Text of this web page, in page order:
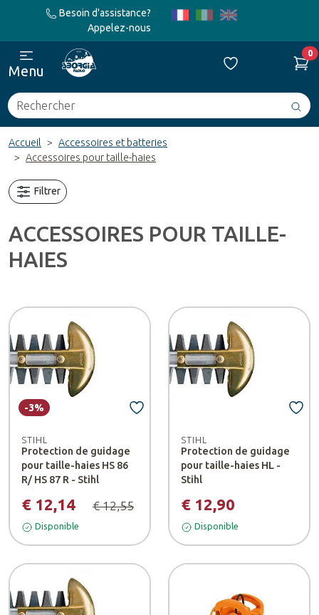
Besoin d'assistance?
Appelez-nous
Rechercher
0
Menu
Accueil
Accessoires et batteries
Accessoires pour taille-haies
Filtrer
ACCESSOIRES POUR TAILLE-
HAIES
STIHL
Protection de guidage
pour taille-haies HS 86
R/ HS 87 R - Stihl
€ 12,14 € 12,55
-3%
Disponible
STIHL
Protection de guidage
pour taille-haies HL -
Stihl
€ 12,90
Disponible